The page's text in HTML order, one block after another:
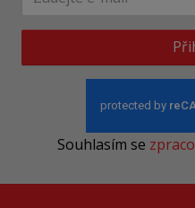
Souhlasím se